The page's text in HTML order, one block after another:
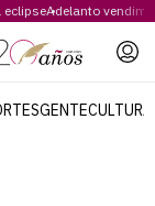
eclipseAdelanto
GENTECULTURA